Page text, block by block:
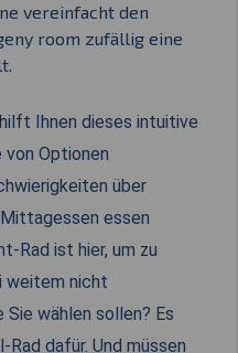
vereinfacht den
room zufällig eine
Ihnen dieses intuitive
von Optionen
über
essen
Rad ist hier, um zu
weitem nicht
wählen sollen? Es
dafür. Und müssen